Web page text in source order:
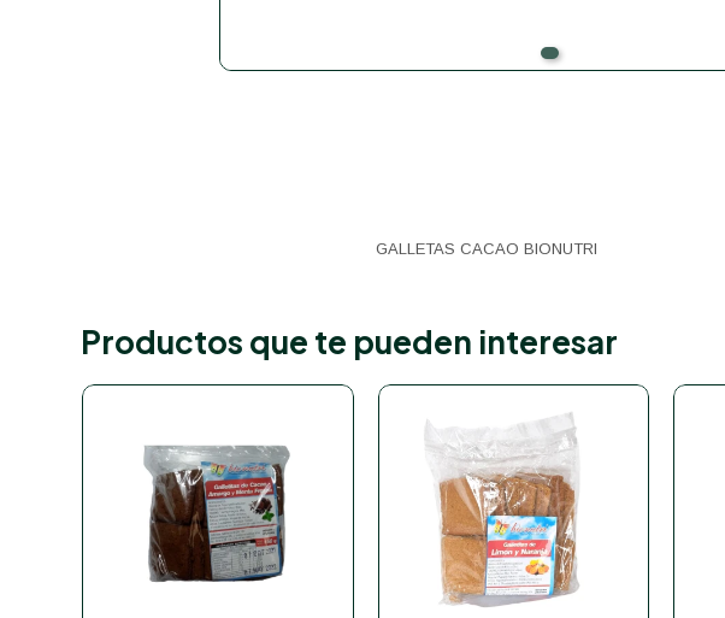
GALLETAS CACAO BIONUTRI
Productos que te pueden interesar